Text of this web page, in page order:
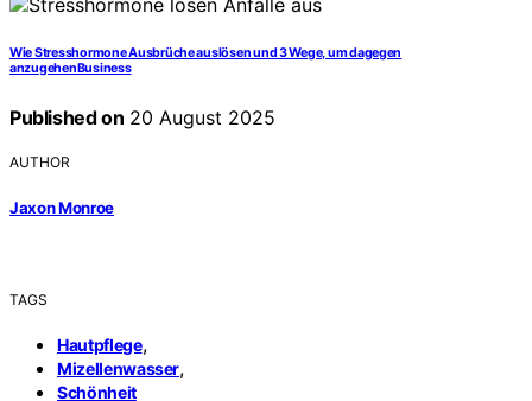
Wie Stresshormone Ausbrüche auslösen und 3 Wege, um dagegen
anzugehenBusiness
Published on 20 August 2025
AUTHOR
Jaxon Monroe
TAGS
Hautpflege,
Mizellenwasser,
Schönheit